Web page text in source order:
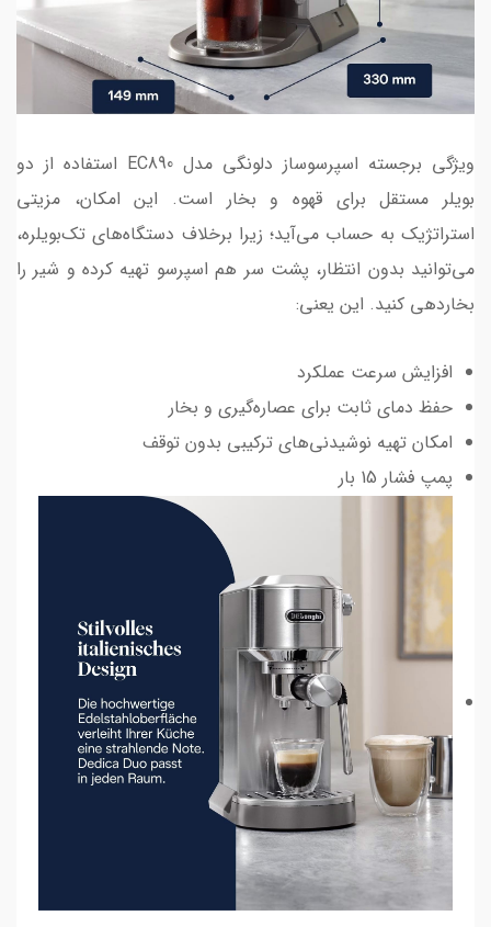
ویژگی برجسته‌ اسپرسوساز دلونگی مدل EC890 استفاده از دو
بویلر مستقل برای قهوه و بخار است. این امکان، مزیتی
استراتژیک به حساب می‌آید؛ زیرا برخلاف دستگاه‌های تک‌بویلره،
می‌توانید بدون انتظار، پشت سر هم اسپرسو تهیه کرده و شیر را
بخاردهی کنید. این یعنی:
افزایش سرعت عملکرد
حفظ دمای ثابت برای عصاره‌گیری و بخار
امکان تهیه نوشیدنی‌های ترکیبی بدون توقف
پمپ فشار 15 بار